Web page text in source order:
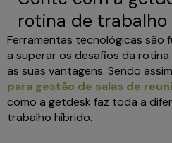
rotina de
Ferramentas tecnológicas são
a superar os desafios da
as suas vantagens. Sendo
para gestão de salas de
como a getdesk faz toda a
trabalho híbrido.